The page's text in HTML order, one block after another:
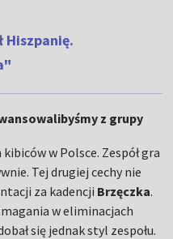
Hiszpanię.
z grupy
w Polsce. Zespół gra
Tej drugiej cechy nie
za kadencji Brzęczka.
w eliminacjach
się jednak styl zespołu.